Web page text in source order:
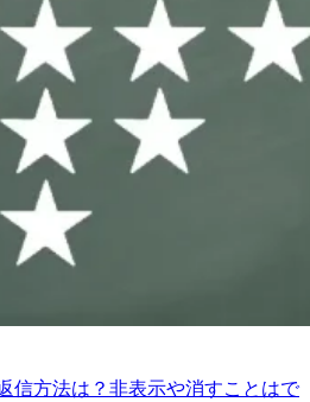
信方法は？非表示や消すことはで